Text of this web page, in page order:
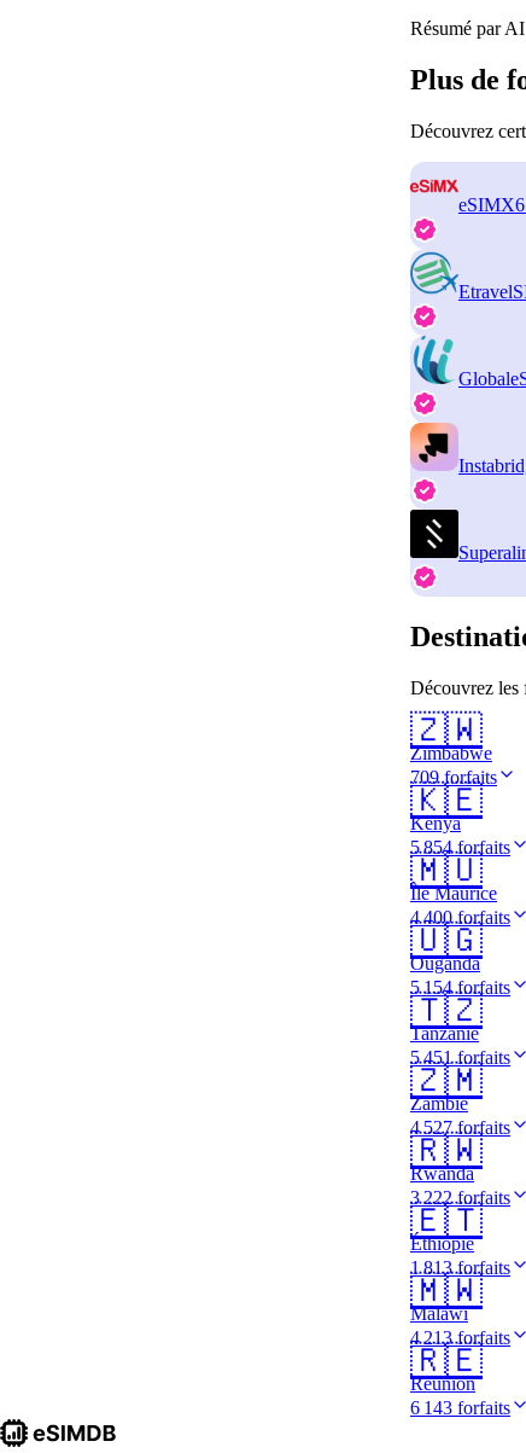
Résumé par
Plus de
Découvrez
eSIMX
Découvrez les
🇿🇼
Zimbabwe
709 forfaits
🇰🇪
Kenya
5 854 forfaits
🇲🇺
Île Maurice
4 400 forfaits
🇺🇬
Ouganda
5 154 forfaits
🇹🇿
Tanzanie
5 451 forfaits
🇿🇲
Zambie
4 527 forfaits
🇷🇼
Rwanda
3 222 forfaits
🇪🇹
Éthiopie
1 813 forfaits
🇲🇼
Malawi
4 213 forfaits
🇷🇪
Réunion
6 143 forfaits